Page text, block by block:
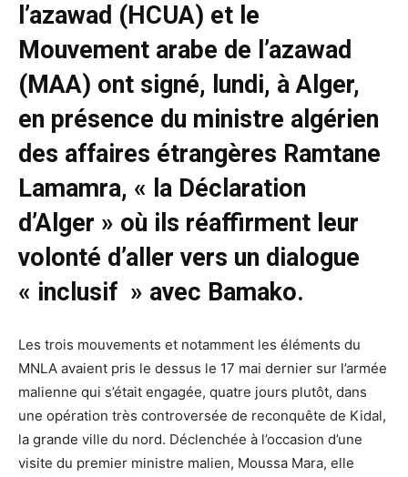
l’azawad (HCUA) et le
Mouvement arabe de l’azawad
(MAA) ont signé, lundi, à Alger,
en présence du ministre algérien
des affaires étrangères Ramtane
Lamamra, « la Déclaration
d’Alger » où ils réaffirment leur
volonté d’aller vers un dialogue
« inclusif » avec Bamako.
Les trois mouvements et notamment les éléments du
MNLA avaient pris le dessus le 17 mai dernier sur l’armée
malienne qui s’était engagée, quatre jours plutôt, dans
une opération très controversée de reconquête de Kidal,
la grande ville du nord. Déclenchée à l’occasion d’une
visite du premier ministre malien, Moussa Mara, elle